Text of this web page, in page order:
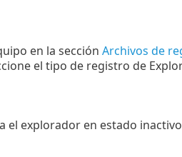
en la sección Archivos de
el tipo de registro de
el explorador en estado